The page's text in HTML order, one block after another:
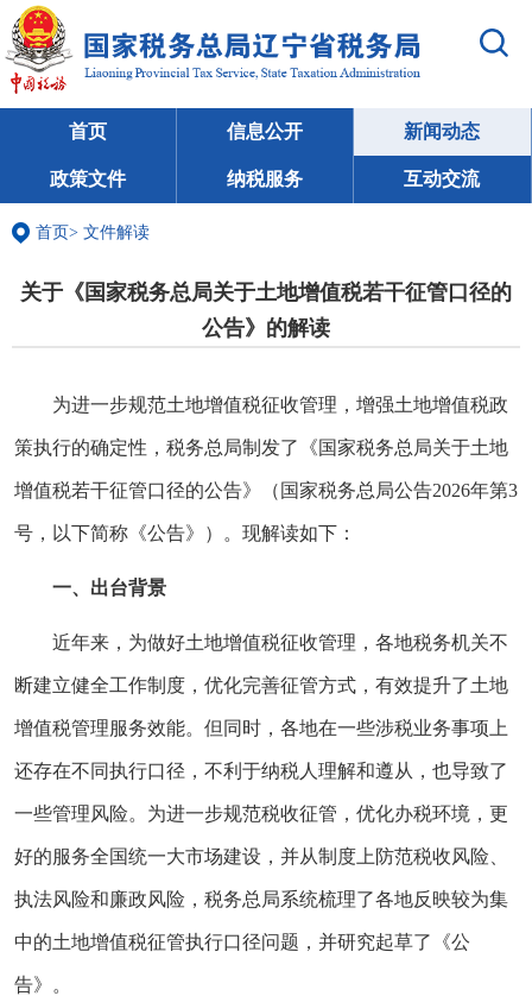
首页 信息公开 新闻动态
政策文件 纳税服务 互动交流
首页> 文件解读
关于《国家税务总局关于土地增值税若干征管口径的
公告》的解读
为进一步规范土地增值税征收管理，增强土地增值税政
策执行的确定性，税务总局制发了《国家税务总局关于土地
增值税若干征管口径的公告》（国家税务总局公告2026年第3
号，以下简称《公告》）。现解读如下：
一、出台背景
近年来，为做好土地增值税征收管理，各地税务机关不
断建立健全工作制度，优化完善征管方式，有效提升了土地
增值税管理服务效能。但同时，各地在一些涉税业务事项上
还存在不同执行口径，不利于纳税人理解和遵从，也导致了
一些管理风险。为进一步规范税收征管，优化办税环境，更
好的服务全国统一大市场建设，并从制度上防范税收风险、
执法风险和廉政风险，税务总局系统梳理了各地反映较为集
中的土地增值税征管执行口径问题，并研究起草了《公
告》。